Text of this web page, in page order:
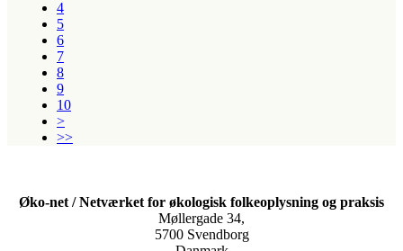
4
5
6
7
8
9
10
>
>>
Øko-net / Netværket for økologisk folkeoplysning og praksis
Møllergade 34,
5700 Svendborg